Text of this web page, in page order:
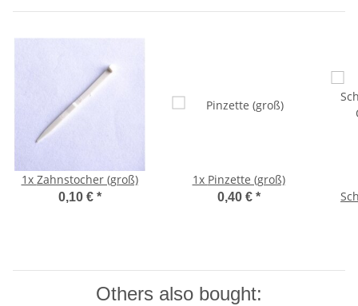
1x Zahnstocher (groß)
0,10 € *
1x Pinzette (groß)
0,40 € *
Others also bought: